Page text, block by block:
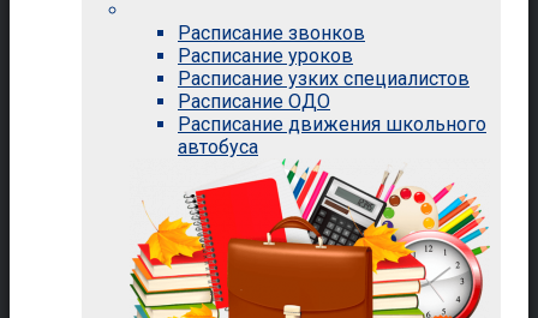
Расписание звонков
Расписание уроков
Расписание узких специалистов
Расписание ОДО
Расписание движения школьного
автобуса